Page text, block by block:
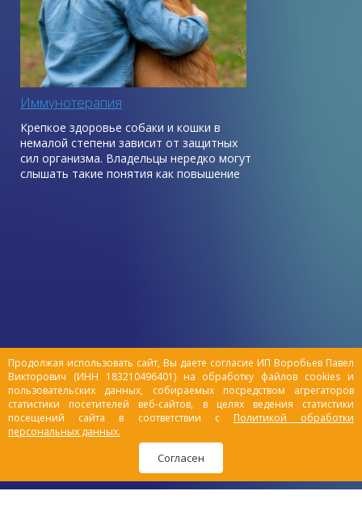
Продолжая использовать сайт, Вы даете согласие ИП Воробьев Павел
Викторович (ИНН 183210496401) на обработку файлов cookies и
пользовательских данных, собираемых посредством агрегаторов
статистики посетителей веб-сайтов, в целях ведения статистики
посещений сайта в соответствии с Политикой обработки
персональных данных.
Согласен
Иммунотерапия
Крепкое здоровье собаки и кошки в
немалой степени зависит от защитных
сил организма. Владельцы нередко могут
слышать такие понятия как повышение
животного, стимулируя его.